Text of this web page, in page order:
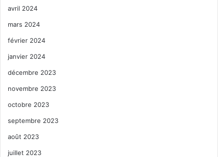
avril 2024
mars 2024
février 2024
janvier 2024
décembre 2023
novembre 2023
octobre 2023
septembre 2023
août 2023
juillet 2023